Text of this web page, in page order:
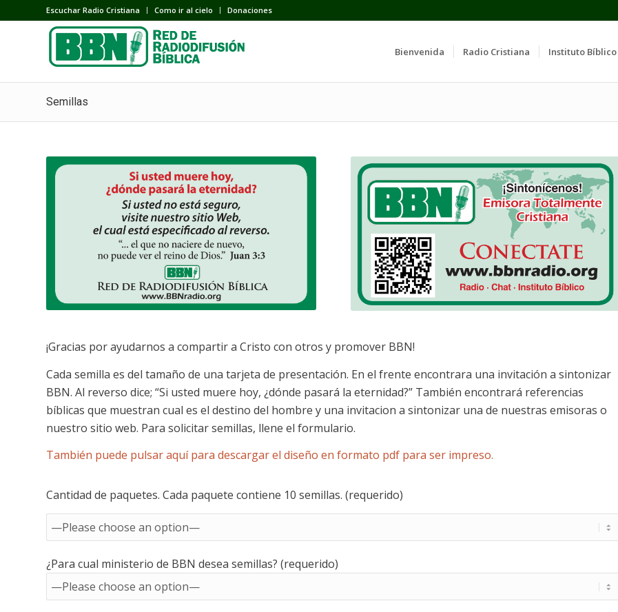
Escuchar Radio Cristiana Como ir al cielo Donaciones
Bienvenida Radio Cristiana Instituto Bíblico
Semillas
¡Gracias por ayudarnos a compartir a Cristo con otros y promover BBN!
Cada semilla es del tamaño de una tarjeta de presentación. En el frente encontrara una invitación a sintonizar
BBN. Al reverso dice; “Si usted muere hoy, ¿dónde pasará la eternidad?” También encontrará referencias
bíblicas que muestran cual es el destino del hombre y una invitacion a sintonizar una de nuestras emisoras o
nuestro sitio web. Para solicitar semillas, llene el formulario.
También puede pulsar aquí para descargar el diseño en formato pdf para ser impreso.
Cantidad de paquetes. Cada paquete contiene 10 semillas. (requerido)
¿Para cual ministerio de BBN desea semillas? (requerido)